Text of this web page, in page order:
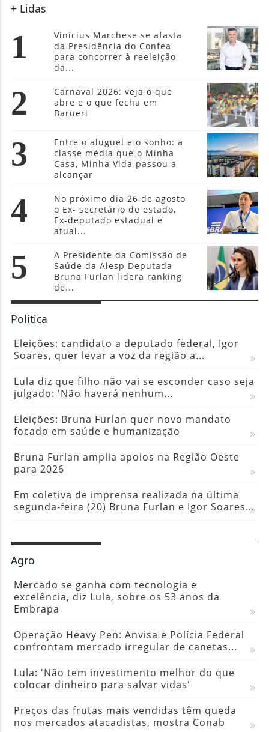
+ Lidas
1
Vinicius Marchese se afasta
da Presidência do Confea
para concorrer à reeleição
da...
2
Carnaval 2026: veja o que
abre e o que fecha em
Barueri
3
Entre o aluguel e o sonho: a
classe média que o Minha
Casa, Minha Vida passou a
alcançar
4
No próximo dia 26 de agosto
o Ex- secretário de estado,
Ex-deputado estadual e
atual...
5
A Presidente da Comissão de
Saúde da Alesp Deputada
Bruna Furlan lidera ranking
de...
Política
Eleições: candidato a deputado federal, Igor
Soares, quer levar a voz da região a...
Lula diz que filho não vai se esconder caso seja
julgado: 'Não haverá nenhum...
Eleições: Bruna Furlan quer novo mandato
focado em saúde e humanização
Bruna Furlan amplia apoios na Região Oeste
para 2026
Em coletiva de imprensa realizada na última
segunda-feira (20) Bruna Furlan e Igor Soares...
Agro
Mercado se ganha com tecnologia e
excelência, diz Lula, sobre os 53 anos da
Embrapa
Operação Heavy Pen: Anvisa e Polícia Federal
confrontam mercado irregular de canetas...
Lula: 'Não tem investimento melhor do que
colocar dinheiro para salvar vidas'
Preços das frutas mais vendidas têm queda
nos mercados atacadistas, mostra Conab